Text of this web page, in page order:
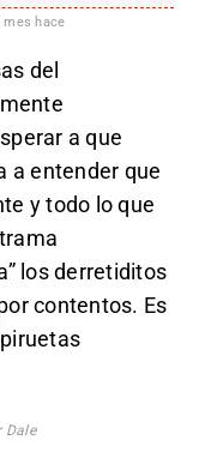
mes hace
del
a que
a entender que
y todo lo que
los derretiditos
contentos. Es
Dale